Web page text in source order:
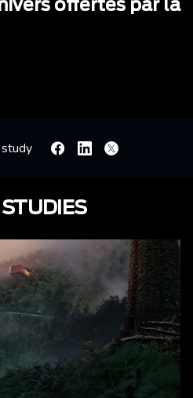
offertes par la
FacebookLinkedin
X
STUDIES